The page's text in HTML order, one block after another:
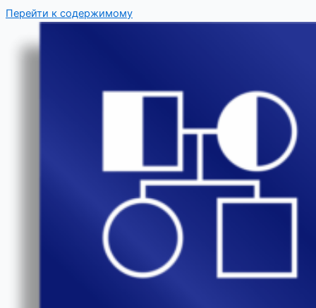
Перейти к содержимому